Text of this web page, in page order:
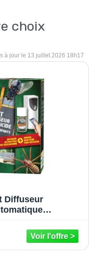
choix
13 juillet 2026 18h17
Diffuseur
- Anti-Mouches,
Volants et
24h/24 (1